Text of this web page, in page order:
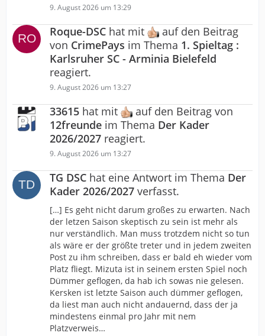
9. August 2026 um 13:29
Roque-DSC hat mit
auf den Beitrag
von CrimePays im Thema 1. Spieltag :
Karlsruher SC - Arminia Bielefeld
reagiert.
9. August 2026 um 13:27
33615 hat mit
auf den Beitrag von
12freunde im Thema Der Kader
2026/2027 reagiert.
9. August 2026 um 13:27
TG DSC hat eine Antwort im Thema Der
Kader 2026/2027 verfasst.
[…] Es geht nicht darum großes zu erwarten. Nach
der letzen Saison skeptisch zu sein ist mehr als
nur verständlich. Man muss trotzdem nicht so tun
als wäre er der größte treter und in jedem zweiten
Post zu ihm schreiben, dass er bald eh wieder vom
Platz fliegt. Mizuta ist in seinem ersten Spiel noch
Dümmer geflogen, da hab ich sowas nie gelesen.
Kersken ist letzte Saison auch dümmer geflogen,
da liest man auch nicht andauernd, dass der ja
mindestens einmal pro Jahr mit nem
Platzverweis…